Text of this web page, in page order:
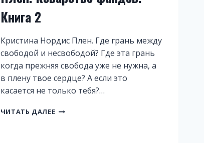
Книга 2
Кристина Нордис Плен. Где грань между
свободой и несвободой? Где эта грань
когда прежняя свобода уже не нужна, а
в плену твое сердце? А если это
касается не только тебя?…
ЧИТАТЬ ДАЛЕЕ ПЛЕН.